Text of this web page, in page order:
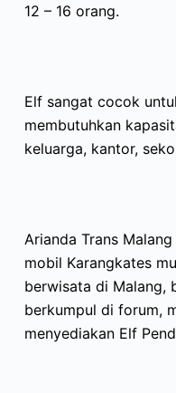
12 – 16 orang.
Elf sangat cocok
membutuhkan
keluarga, kantor,
Arianda Trans
mobil Karangkates
berwisata di Malang,
berkumpul di forum,
menyediakan Elf